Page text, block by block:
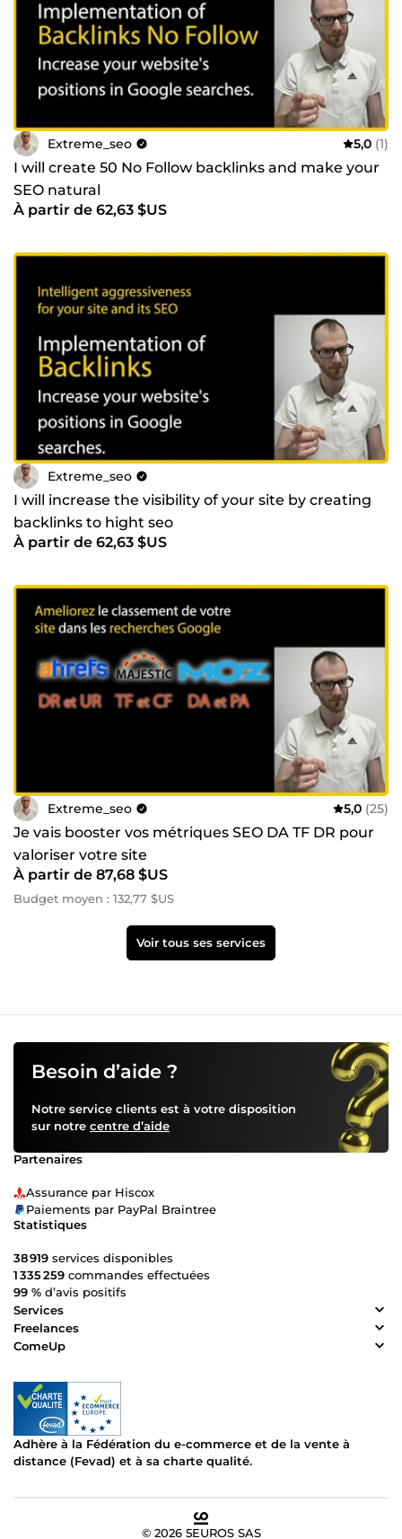
Extreme_seo 5,0 (1)
I will create 50 No Follow backlinks and make your
SEO natural
À partir de 62,63 $US
Extreme_seo
I will increase the visibility of your site by creating
backlinks to hight seo
À partir de 62,63 $US
Extreme_seo 5,0 (25)
Je vais booster vos métriques SEO DA TF DR pour
valoriser votre site
À partir de 87,68 $US
Budget moyen : 132,77 $US
Voir tous ses services
Besoin d’aide ?
Notre service clients est à votre disposition
sur notre centre d’aide
Partenaires
Assurance par Hiscox
Paiements par PayPal Braintree
Statistiques
38 919 services disponibles
1 335 259 commandes effectuées
99 % d’avis positifs
Services
Freelances
ComeUp
Adhère à la Fédération du e-commerce et de la vente à
distance (Fevad) et à sa charte qualité.
© 2026 5EUROS SAS